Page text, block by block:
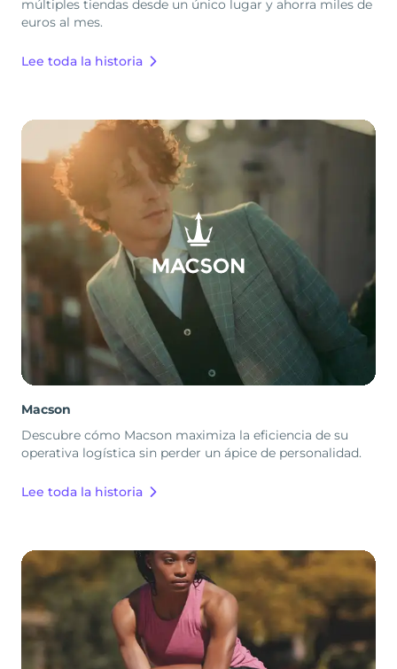
múltiples tiendas desde un único lugar y ahorra miles de
euros al mes.
Lee toda la historia
Macson
Descubre cómo Macson maximiza la eficiencia de su
operativa logística sin perder un ápice de personalidad.
Lee toda la historia